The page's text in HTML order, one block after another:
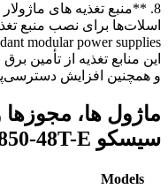
این منابع تغذیه از تأمین
و همچنین افزایش
ماژول ها، مجوزها
سیسکو 48T-E:
Models